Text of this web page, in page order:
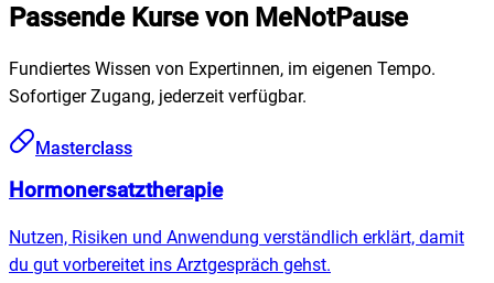
Passende Kurse von MeNotPause
Fundiertes Wissen von Expertinnen, im eigenen Tempo.
Sofortiger Zugang, jederzeit verfügbar.
Masterclass
Hormonersatztherapie
Nutzen, Risiken und Anwendung verständlich erklärt, damit
du gut vorbereitet ins Arztgespräch gehst.